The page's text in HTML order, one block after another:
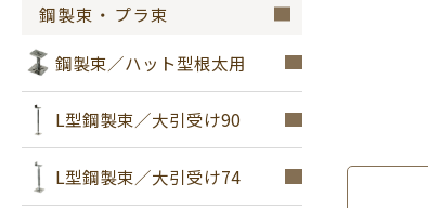
鋼製束・プラ束
鋼製束／ハット型根太用
L型鋼製束／大引受け90
L型鋼製束／大引受け74